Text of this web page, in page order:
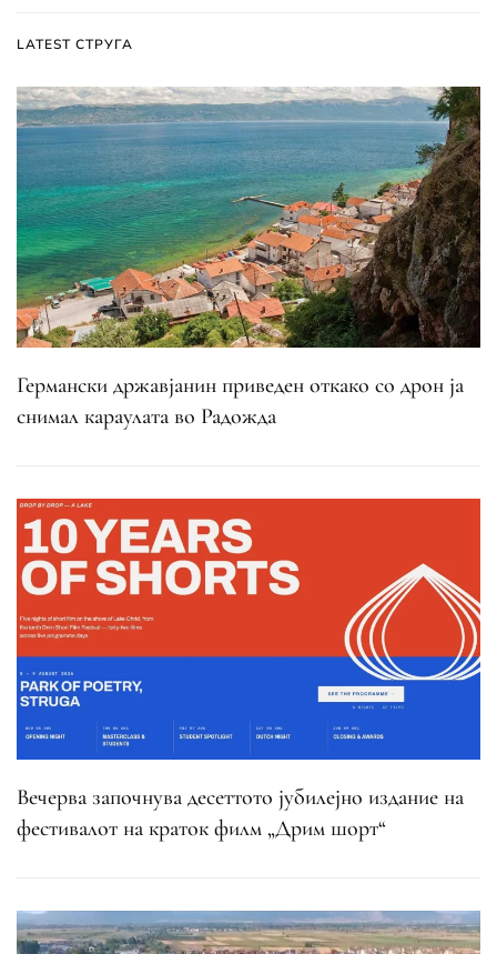
LATEST СТРУГА
Германски државјанин приведен откако со дрон ја
снимал караулата во Радожда
Вечерва започнува десеттото јубилејно издание на
фестивалот на краток филм „Дрим шорт“